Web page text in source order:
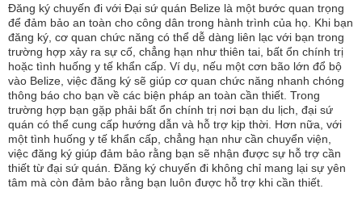
Đăng ký chuyến đi với Đại sứ quán Belize là một bước quan trọng
để đảm bảo an toàn cho công dân trong hành trình của họ. Khi bạn
đăng ký, cơ quan chức năng có thể dễ dàng liên lạc với bạn trong
trường hợp xảy ra sự cố, chẳng hạn như thiên tai, bất ổn chính trị
hoặc tình huống y tế khẩn cấp. Ví dụ, nếu một cơn bão lớn đổ bộ
vào Belize, việc đăng ký sẽ giúp cơ quan chức năng nhanh chóng
thông báo cho bạn về các biện pháp an toàn cần thiết. Trong
trường hợp bạn gặp phải bất ổn chính trị nơi bạn du lịch, đại sứ
quán có thể cung cấp hướng dẫn và hỗ trợ kịp thời. Hơn nữa, với
một tình huống y tế khẩn cấp, chẳng hạn như cần chuyển viện,
việc đăng ký giúp đảm bảo rằng bạn sẽ nhận được sự hỗ trợ cần
thiết từ đại sứ quán. Đăng ký chuyến đi không chỉ mang lại sự yên
tâm mà còn đảm bảo rằng bạn luôn được hỗ trợ khi cần thiết.